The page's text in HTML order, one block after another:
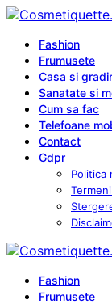
Fashion
Frumusete
Casa si
Sanatate si
Cum sa fac
Telefoane
Contact
Gdpr
Politica
Fashion
Frumusete